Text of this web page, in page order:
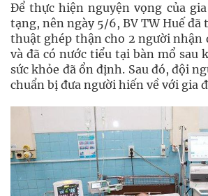
Để thực hiện nguyện vọng của
tạng, nên ngày 5/6, BV TW Huế đã
thuật ghép thận cho 2 người nhận
và đã có nước tiểu tại bàn mổ sau
sức khỏe đã ổn định. Sau đó, đội
chuẩn bị đưa người hiến về với gia